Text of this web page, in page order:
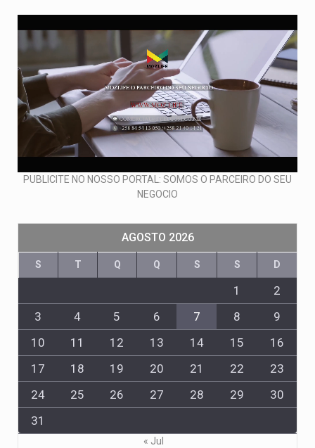
PUBLICITE NO NOSSO PORTAL: SOMOS O PARCEIRO DO SEU
NEGOCIO
AGOSTO 2026
S T Q Q S S D
1
2
3
4 5 6 7 8
9
10
11 12 13 14 15
16
17
18 19 20 21 22
23
24
25 26 27 28 29
30
31
« Jul